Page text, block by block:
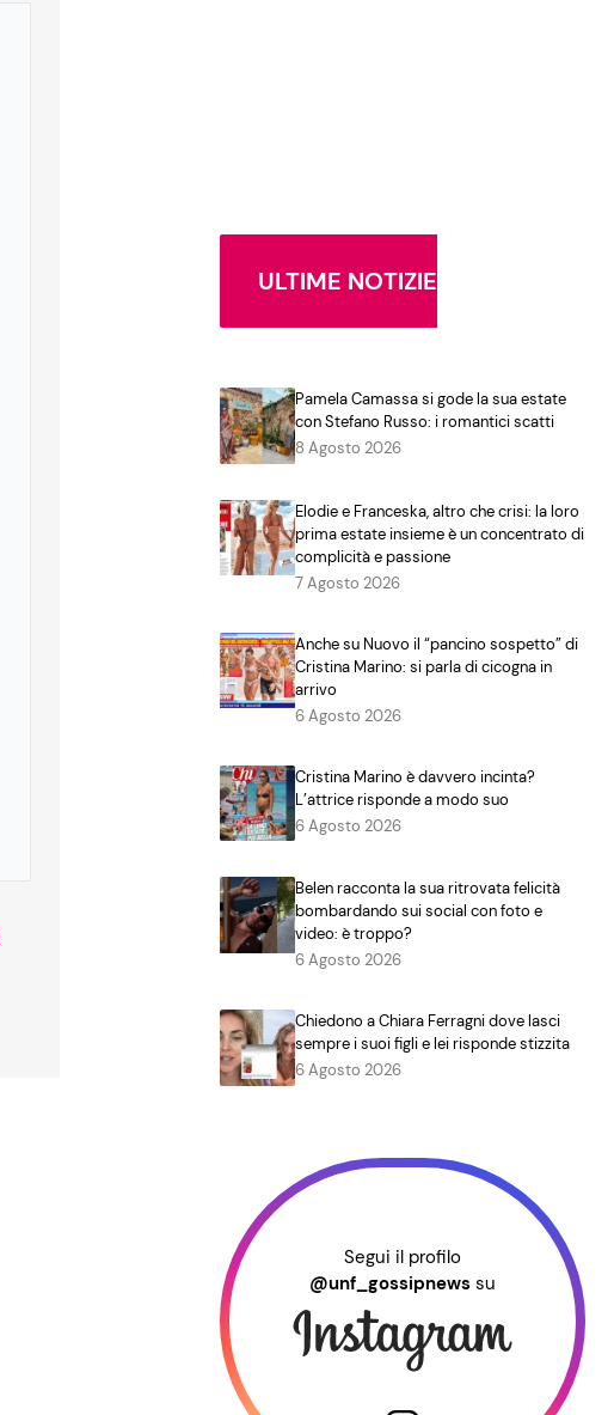
ULTIME NOTIZIE
Pamela Camassa si gode la sua estate
con Stefano Russo: i romantici scatti
8 Agosto 2026
Elodie e Franceska, altro che crisi: la loro
prima estate insieme è un concentrato di
complicità e passione
7 Agosto 2026
Anche su Nuovo il “pancino sospetto” di
Cristina Marino: si parla di cicogna in
arrivo
6 Agosto 2026
Cristina Marino è davvero incinta?
L’attrice risponde a modo suo
6 Agosto 2026
Belen racconta la sua ritrovata felicità
bombardando sui social con foto e
video: è troppo?
6 Agosto 2026
Chiedono a Chiara Ferragni dove lasci
sempre i suoi figli e lei risponde stizzita
6 Agosto 2026
Segui il profilo
@unf_gossipnews su